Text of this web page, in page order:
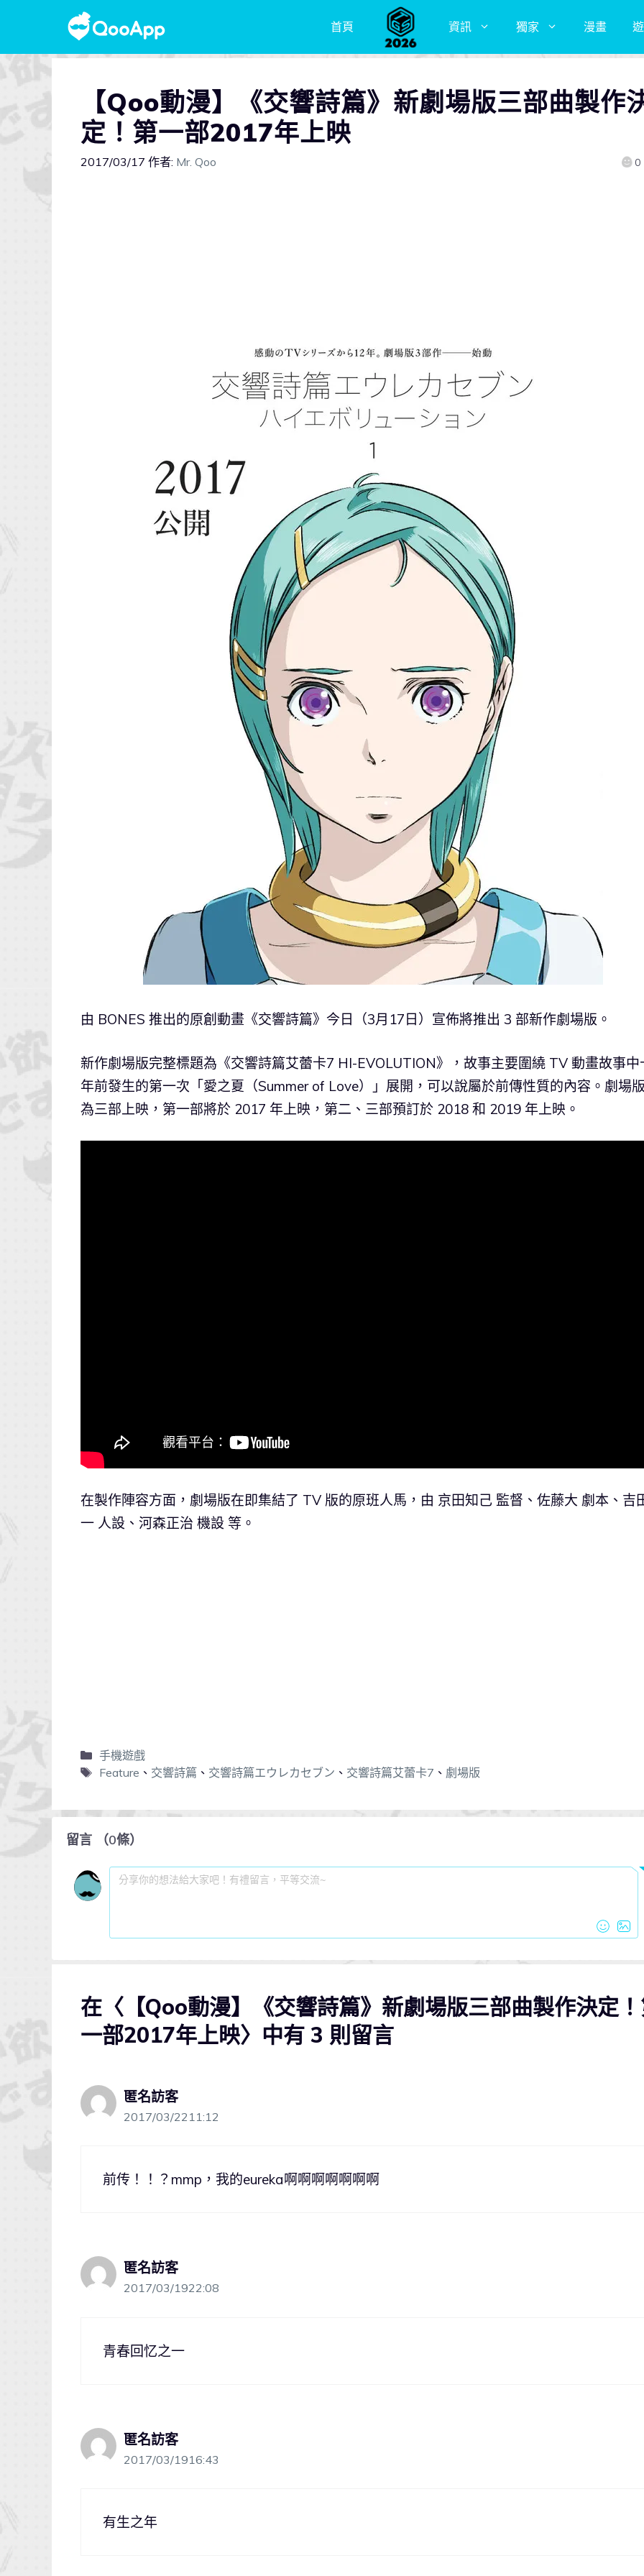
首頁 資訊 獨家 漫畫
【Qoo動漫】《交響詩篇》新劇場版三部曲製作
定！第一部2017年上映
2017/03/17 作者: Mr. Qoo 0
由 BONES 推出的原創動畫《交響詩篇》今日（3月17日）宣佈將推出 3 部新作劇場版。
新作劇場版完整標題為《交響詩篇艾蕾卡7 HI-EVOLUTION》，故事主要圍繞 TV 動畫故事中
年前發生的第一次「愛之夏（Summer of Love）」展開，可以說屬於前傳性質的內容。劇場
為三部上映，第一部將於 2017 年上映，第二、三部預訂於 2018 和 2019 年上映。
在製作陣容方面，劇場版在即集結了 TV 版的原班人馬，由 京田知己 監督、佐藤大 劇本、吉
一 人設、河森正治 機設 等。
手機遊戲
Feature 、 交響詩篇、 交響詩篇エウレカセブン 、 交響詩篇艾蕾卡7 、 劇場版
留言 （0條）
在〈【Qoo動漫】《交響詩篇》新劇場版三部曲製作決定
一部2017年上映〉中有 3 則留言
匿名訪客
2017/03/2211:12
前传！！？mmp，我的eureka啊啊啊啊啊啊啊
匿名訪客
2017/03/1922:08
青春回忆之一
匿名訪客
2017/03/1916:43
有生之年